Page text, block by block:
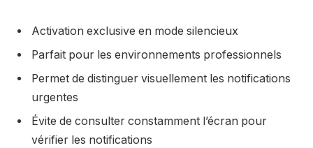
Activation exclusive en mode silencieux
Parfait pour les environnements professionnels
Permet de distinguer visuellement les notifications
urgentes
Évite de consulter constamment l’écran pour
vérifier les notifications